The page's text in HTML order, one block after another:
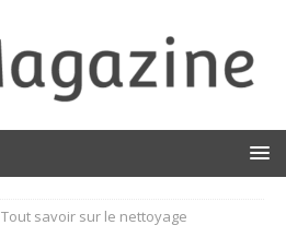
Tout savoir sur le nettoyage